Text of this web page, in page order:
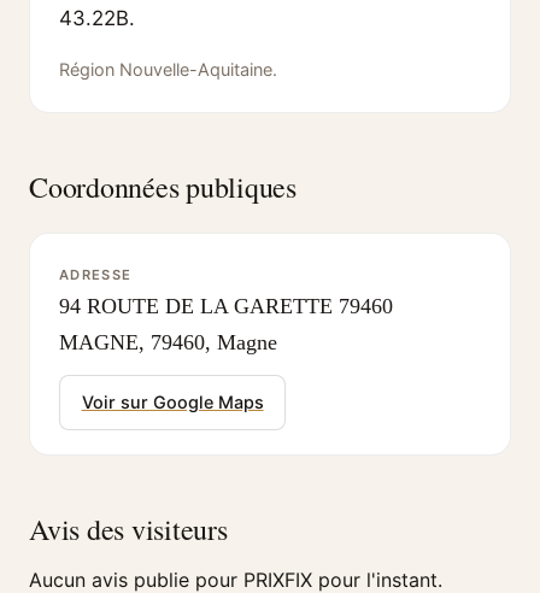
43.22B.
Région Nouvelle-Aquitaine.
Coordonnées publiques
ADRESSE
94 ROUTE DE LA GARETTE 79460
MAGNE, 79460, Magne
Voir sur Google Maps
Avis des visiteurs
Aucun avis publie pour PRIXFIX pour l'instant.